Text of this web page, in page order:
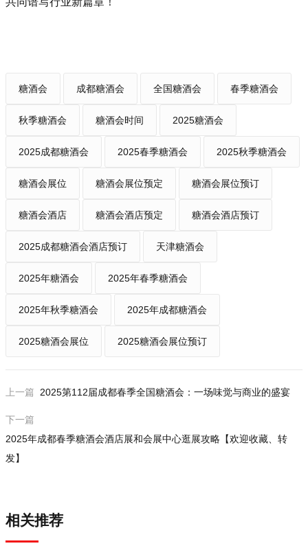
糖酒会 成都糖酒会 全国糖酒会 春季糖酒会
秋季糖酒会 糖酒会时间 2025糖酒会
2025成都糖酒会 2025春季糖酒会 2025秋季糖酒会
糖酒会展位 糖酒会展位预定 糖酒会展位预订
糖酒会酒店 糖酒会酒店预定 糖酒会酒店预订
2025成都糖酒会酒店预订 天津糖酒会
2025年糖酒会 2025年春季糖酒会
2025年秋季糖酒会 2025年成都糖酒会
2025糖酒会展位 2025糖酒会展位预订
上一篇 2025第112届成都春季全国糖酒会：一场味觉与商业的盛宴
下一篇
2025年成都春季糖酒会酒店展和会展中心逛展攻略【欢迎收藏、转
发】
相关推荐